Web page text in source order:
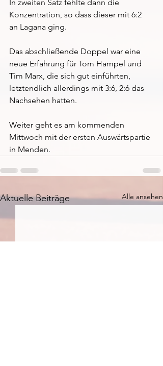
In zweiten Satz fehlte dann die
Konzentration, so dass dieser mit 6:2
an Lagana ging.
Das abschließende Doppel war eine
neue Erfahrung für Tom Hampel und
Tim Marx, die sich gut einführten,
letztendlich allerdings mit 3:6, 2:6 das
Nachsehen hatten.
Weiter geht es am kommenden
Mittwoch mit der ersten Auswärtspartie
in Menden.
Aktuelle Beiträge Alle ansehen